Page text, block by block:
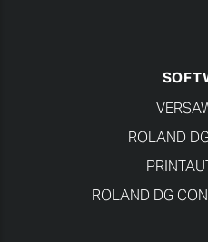
ROLAND
ROLAND DG